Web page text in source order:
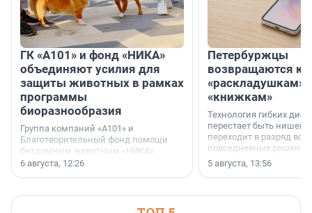
ГК «А101» и фонд «НИКА»
объединяют усилия для
защиты животных в рамках
программы
биоразнообразия
Группа компаний «А101» и
Благотворительный фонд помощи
бездомным животным «НИКА»
заключили соглашение о
6 августа, 12:26
Петербуржцы
возвращаются к
«раскладушкам»
«книжкам»
Технология гибких
перестает быть
переходит в разряд
повседневных
5 августа, 13:56